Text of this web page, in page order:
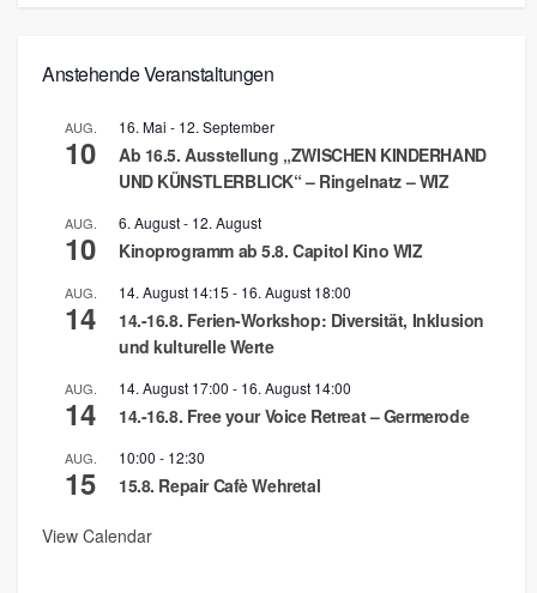
Anstehende Veranstaltungen
AUG.
10
16. Mai - 12. September
Ab 16.5. Ausstellung „ZWISCHEN KINDERHAND
UND KÜNSTLERBLICK“ – Ringelnatz – WIZ
AUG.
10
6. August- 12. August
Kinoprogramm ab 5.8. Capitol Kino WIZ
AUG.
14
14. August 14:15 - 16. August 18:00
14.-16.8. Ferien-Workshop: Diversität, Inklusion
und kulturelle Werte
AUG.
14
14. August 17:00 - 16. August 14:00
14.-16.8. Free your Voice Retreat – Germerode
AUG.
15
10:00 - 12:30
15.8. Repair Cafè Wehretal
View Calendar